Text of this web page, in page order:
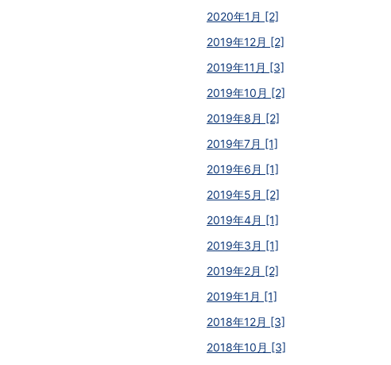
2020年1月 [2]
2019年12月 [2]
2019年11月 [3]
2019年10月 [2]
2019年8月 [2]
2019年7月 [1]
2019年6月 [1]
2019年5月 [2]
2019年4月 [1]
2019年3月 [1]
2019年2月 [2]
2019年1月 [1]
2018年12月 [3]
2018年10月 [3]